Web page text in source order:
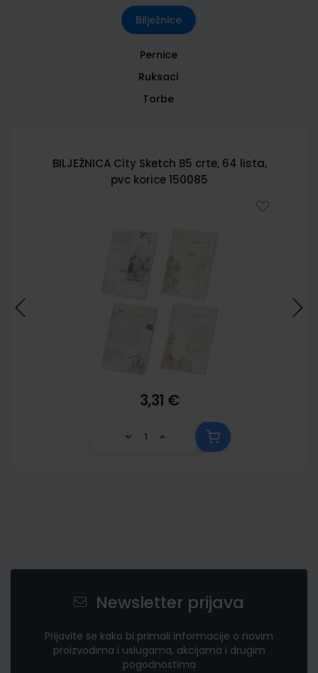
Bilježnice
Pernice
Ruksaci
Torbe
BILJEŽNICA City Sketch B5 crte, 64 lista,
pvc korice 150085
3,31 €
Newsletter prijava
Prijavite se kako bi primali informacije o novim
proizvodima i uslugama, akcijama i drugim
pogodnostima